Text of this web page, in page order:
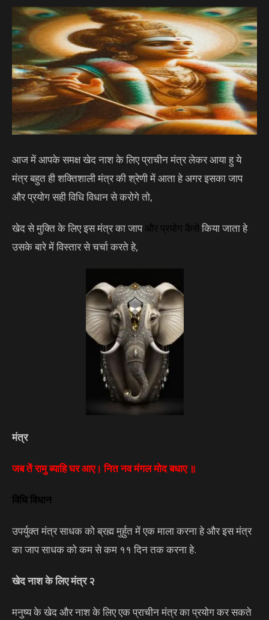
आज में आपके समक्ष खेद नाश के लिए प्राचीन मंत्र लेकर आया हु ये
मंत्र बहुत ही शक्तिशाली मंत्र की श्रेणी में आता हे अगर इसका जाप
और प्रयोग सही विधि विधान से करोगे तो,
खेद से मुक्ति के लिए इस मंत्र का जापऔर प्रयोग कैसेकिया जाता हे
उसके बारे में विस्तार से चर्चा करते हे,
मंत्र
जब तें रामु ब्याहि घर आए। नित नव मंगल मोद बधाए ॥
विधि विधान
उपर्युक्त मंत्र साधक को ब्रह्म मुर्हुत में एक माला करना हे और इस मंत्र
का जाप साधक को कम से कम ११ दिन तक करना हे.
खेद नाश के लिए मंत्र २
मनुष्य के खेद और नाश के लिए एक प्राचीन मंत्र का प्रयोग कर सकते